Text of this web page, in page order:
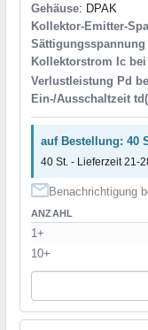
Gehäuse: DPAK
Kollektor-Emitter-
Sättigungsspannung
Kollektorstrom Ic bei
Verlustleistung Pd
Ein-/Ausschaltzeit
auf Bestellung: 40
40 St. - Lieferzeit 21-
Benachrichtigung
ANZAHL
1+
10+